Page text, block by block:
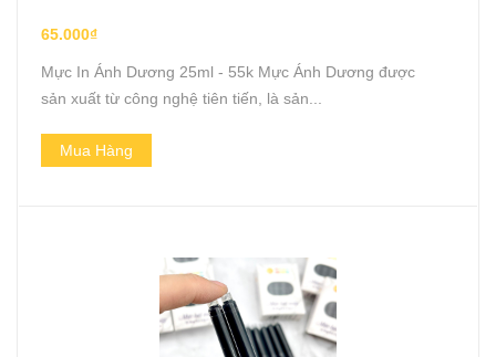
65.000₫
Mực In Ánh Dương 25ml - 55k Mực Ánh Dương được
sản xuất từ công nghệ tiên tiến, là sản...
Mua Hàng